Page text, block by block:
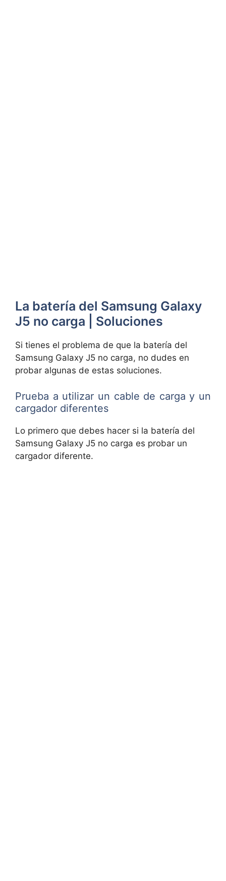
La batería del Samsung Galaxy
J5 no carga | Soluciones
Si tienes el problema de que la batería del
Samsung Galaxy J5 no carga, no dudes en
probar algunas de estas soluciones.
Prueba a utilizar un cable de carga y un
cargador diferentes
Lo primero que debes hacer si la batería del
Samsung Galaxy J5 no carga es probar un
cargador diferente.